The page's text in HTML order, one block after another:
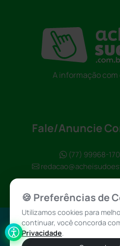
A informação
Fale/Anuncie
(77) 99968-
Política de
Privacidade
Achei
© 2026 -
🍪 Preferências de
Utilizamos cookies para
continuar, você concorda
Privacidade.